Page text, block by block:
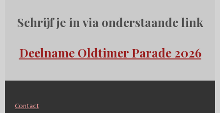
Schrijf je in via onderstaande link
Deelname Oldtimer Parade 2026
Contact